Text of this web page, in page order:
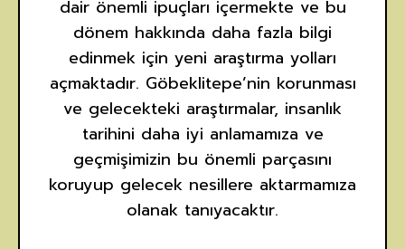
dair önemli ipuçları içermekte ve bu
dönem hakkında daha fazla bilgi
edinmek için yeni araştırma yolları
açmaktadır. Göbeklitepe’nin korunması
ve gelecekteki araştırmalar, insanlık
tarihini daha iyi anlamamıza ve
geçmişimizin bu önemli parçasını
koruyup gelecek nesillere aktarmamıza
olanak tanıyacaktır.